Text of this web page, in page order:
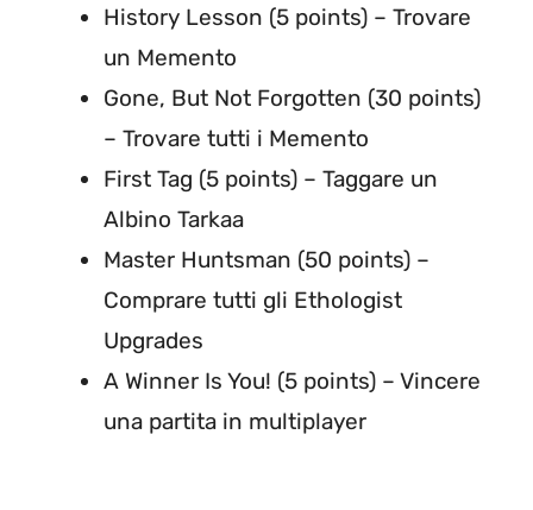
History Lesson (5 points) – Trovare
un Memento
Gone, But Not Forgotten (30 points)
– Trovare tutti i Memento
First Tag (5 points) – Taggare un
Albino Tarkaa
Master Huntsman (50 points) –
Comprare tutti gli Ethologist
Upgrades
A Winner Is You! (5 points) – Vincere
una partita in multiplayer